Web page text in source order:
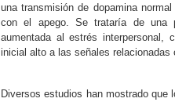
una transmisión de dopamina
con el apego. Se trataría de una
aumentada al estrés interpersonal,
inicial alto a las señales relacionadas
Diversos estudios han mostrado